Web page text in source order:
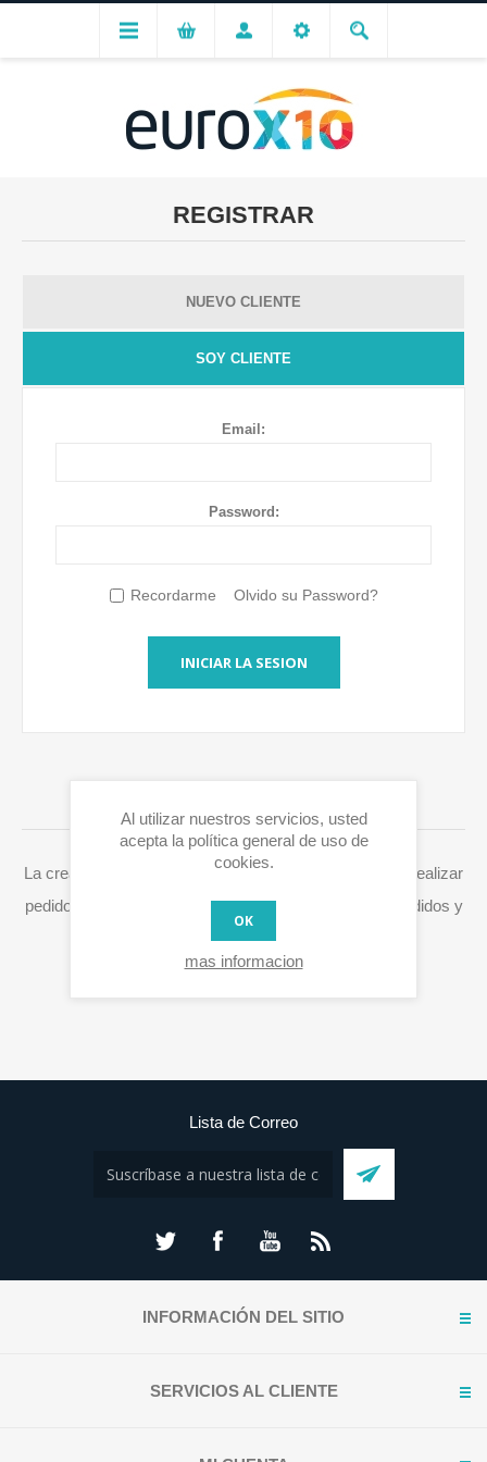
REGISTRAR
NUEVO CLIENTE
SOY CLIENTE
Email:
Password:
Recordarme Olvido su Password?
INICIAR LA SESION
La creación de una cuenta en Eurox10.com le permite realizar
pedidos más rápidamente, acceder a su historial de pedidos y
procesar fácilmente RMAs y otras acciones.
Lista de Correo
INFORMACIÓN DEL SITIO
SERVICIOS AL CLIENTE
Al utilizar nuestros servicios, usted
acepta la política general de uso de
cookies.
OK
mas informacion